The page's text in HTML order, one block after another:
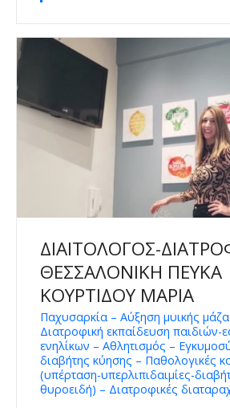
ΔΙΑΙΤΟΛΟΓΟΣ-
ΘΕΣΣΑΛΟΝΙΚΗ ΠΕΥΚΑ
ΚΟΥΡΤΙΔΟΥ ΜΑΡΙΑ
Παχυσαρκία – Αύξηση μυικής
Διατροφική εκπαίδευση παιδιών-
ενηλίκων – Αθλητισμός –
διαβήτης κύησης – Παθολογικές
(υπέρταση-υπερλιπιδαιμίες-
θυροειδή) – Διατροφικές